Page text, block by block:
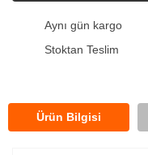
Aynı gün kargo
Stoktan Teslim
Ürün Bilgisi